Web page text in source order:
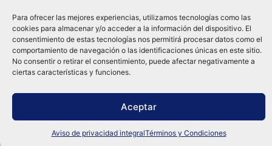
Para ofrecer las mejores experiencias, utilizamos tecnologías como las
cookies para almacenar y/o acceder a la información del dispositivo. El
consentimiento de estas tecnologías nos permitirá procesar datos como el
comportamiento de navegación o las identificaciones únicas en este sitio.
No consentir o retirar el consentimiento, puede afectar negativamente a
ciertas características y funciones.
Aceptar
Aviso de privacidad integralTérminos y Condiciones
Tu compra es respaldada por nuestro certificado SSL y operada bajo las
mejores prácticas de seguridad.
Distribuidora Tamex - México
e-commerce